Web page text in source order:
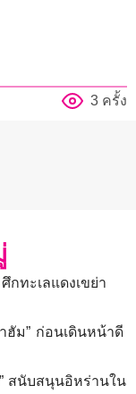
3 ครั้ง
กทะเลแดงเขย่า
ฮัม” ก่อนเดินหน้าดี
สนับสนุนอิหร่านใน